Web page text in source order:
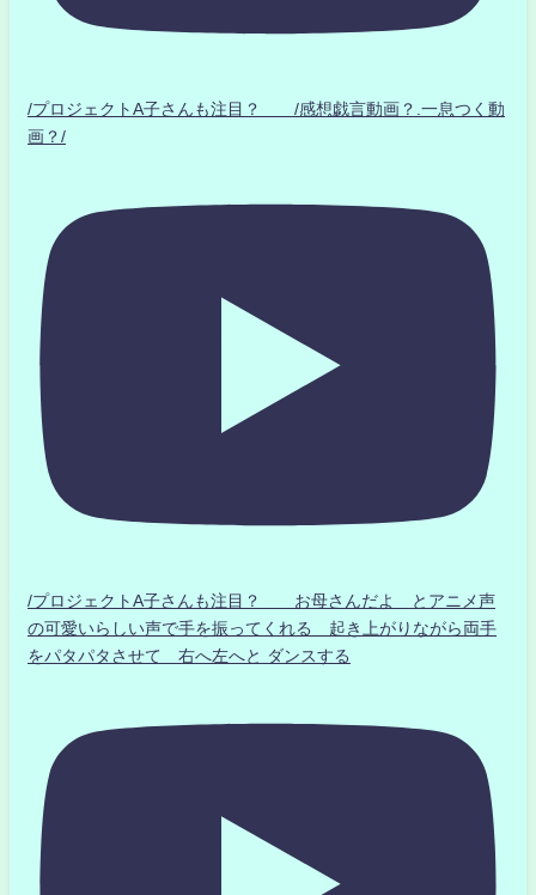
/プロジェクトA子さんも注目？ /感想戯言動画？.一息つく動
画？/
/プロジェクトA子さんも注目？ お母さんだよ とアニメ声
の可愛いらしい声で手を振ってくれる 起き上がりながら両手
をパタパタさせて 右へ左へと ダンスする